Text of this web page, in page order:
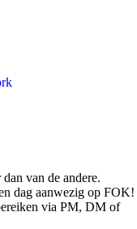
van de andere.
dag aanwezig op FOK!
via PM, DM of